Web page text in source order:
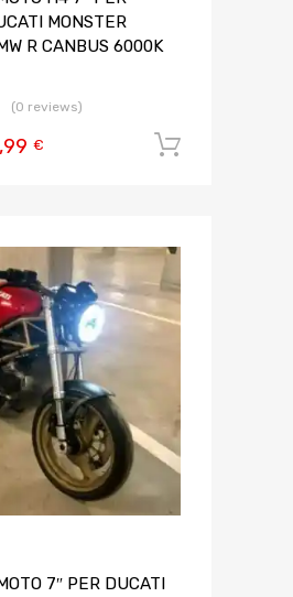
MONSTER
R CANBUS 6000K
(0 reviews)
€
7″ PER DUCATI